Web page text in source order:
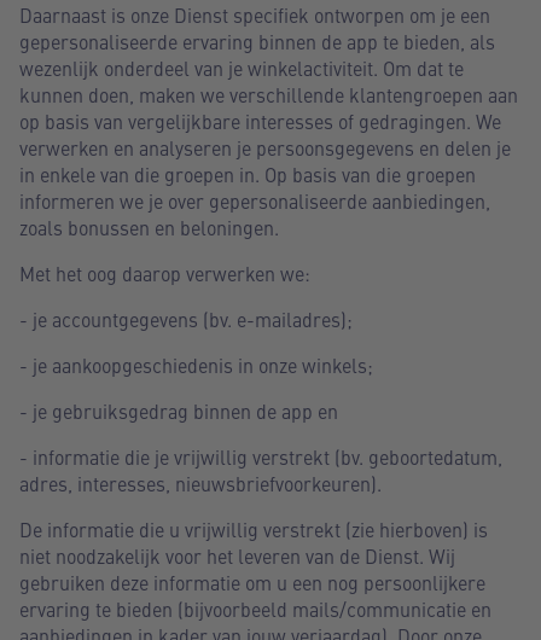
Daarnaast is onze Dienst specifiek ontworpen om je een
gepersonaliseerde ervaring binnen de app te bieden, als
wezenlijk onderdeel van je winkelactiviteit. Om dat te
kunnen doen, maken we verschillende klantengroepen aan
op basis van vergelijkbare interesses of gedragingen. We
verwerken en analyseren je persoonsgegevens en delen je
in enkele van die groepen in. Op basis van die groepen
informeren we je over gepersonaliseerde aanbiedingen,
zoals bonussen en beloningen.
Met het oog daarop verwerken we:
- je accountgegevens (bv. e-mailadres);
- je aankoopgeschiedenis in onze winkels;
- je gebruiksgedrag binnen de app en
- informatie die je vrijwillig verstrekt (bv. geboortedatum,
adres, interesses, nieuwsbriefvoorkeuren).
De informatie die u vrijwillig verstrekt (zie hierboven) is
niet noodzakelijk voor het leveren van de Dienst. Wij
gebruiken deze informatie om u een nog persoonlijkere
ervaring te bieden (bijvoorbeeld mails/communicatie en